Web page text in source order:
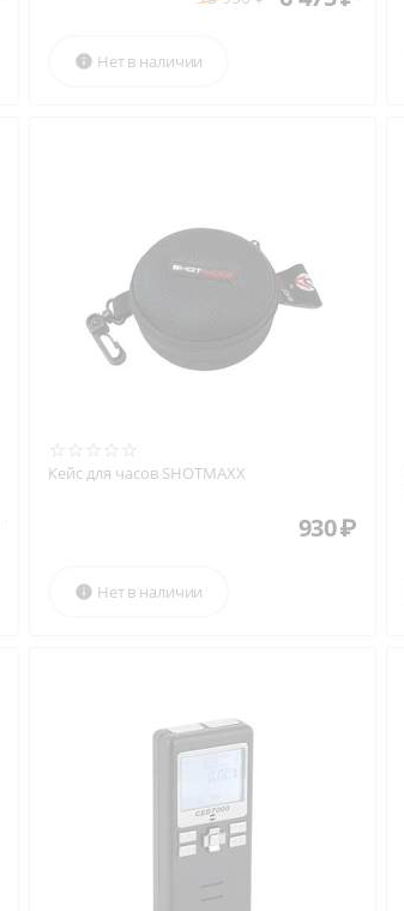
Нет в наличии

Кейс для часов SHOTMAXX
930₽
Нет в наличии
